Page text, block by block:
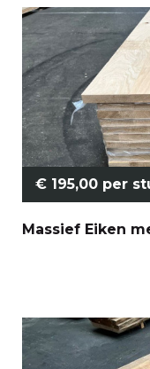
€ 195,00 per
Massief Eiken